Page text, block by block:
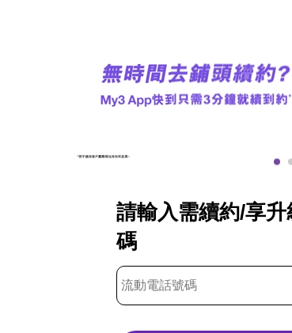
請輸入需續約/享
碼